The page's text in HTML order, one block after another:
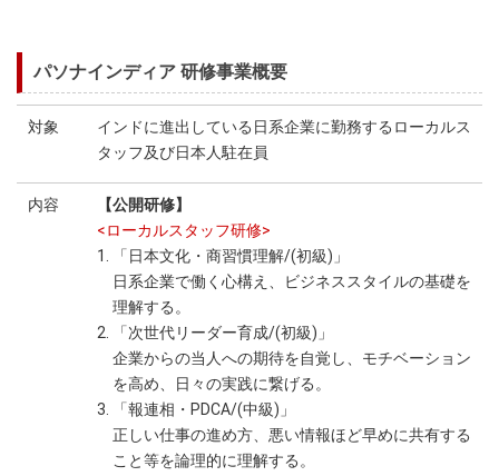
パソナインディア 研修事業概要
対象
インドに進出している日系企業に勤務するローカルス
タッフ及び日本人駐在員
内容
【公開研修】
<ローカルスタッフ研修>
1. 「日本文化・商習慣理解/(初級)」
日系企業で働く心構え、ビジネススタイルの基礎を
理解する。
2. 「次世代リーダー育成/(初級)」
企業からの当人への期待を自覚し、モチベーション
を高め、日々の実践に繋げる。
3. 「報連相・PDCA/(中級)」
正しい仕事の進め方、悪い情報ほど早めに共有する
こと等を論理的に理解する。